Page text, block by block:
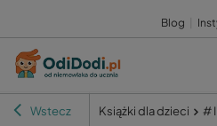
Blog
Wstecz Książki dla dzieci #